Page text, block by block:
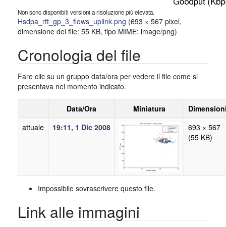
Non sono disponibili versioni a risoluzione più elevata.
Hsdpa_rtt_gp_3_flows_uplink.png (693 × 567 pixel,
dimensione del file: 55 KB, tipo MIME: image/png)
Cronologia del file
Fare clic su un gruppo data/ora per vedere il file come si
presentava nel momento indicato.
Data/Ora Miniatura
attuale
19:11, 1 Dic 2008
693 × 567
(55 KB)
Impossibile sovrascrivere questo file.
Link alle immagini